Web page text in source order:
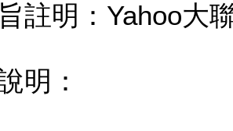
註明：Yahoo大
明：